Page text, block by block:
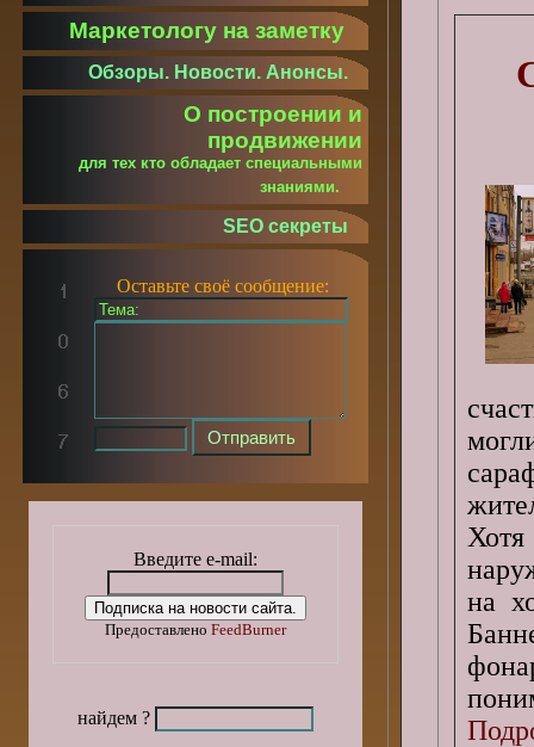
на
Маркетологу на заметку
Обзоры. Новости. Анонсы.
О построении и
продвижении
для тех кто обладает специальными
знаниями.
SEO секреты
Оставьте своё сообщение:
Введите e-mail:
Предоставлено FeedBurner
найдем ?